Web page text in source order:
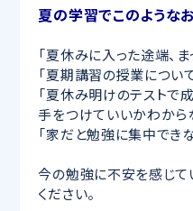
夏の学習でこのような
「夏休みに入った途端、ま
「夏期講習の授業につい
「夏休み明けのテストで
手をつけていいかわから
「家だと勉強に集中でき
今の勉強に不安を感じて
ください。